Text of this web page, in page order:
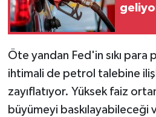
Öte yandan Fed'in sıkı para
ihtimali de petrol talebine
zayıflatıyor. Yüksek faiz
büyümeyi baskılayabileceği